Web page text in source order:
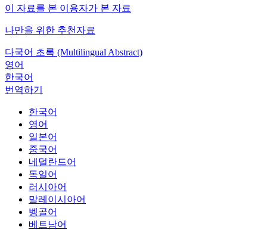
이 자료를 본 이용자가 본 자료
나만을 위한 추천자료
다국어 초록 (Multilingual Abstract)
영어
한국어
번역하기
한국어
영어
일본어
중국어
네덜란드어
독일어
러시아어
말레이시아어
벵골어
베트남어